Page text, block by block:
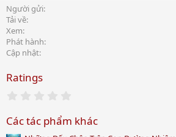
Người gửi
Tải về
Xem
Phát hành
Cập nhật
Ratings
0
Các tác phẩm khác